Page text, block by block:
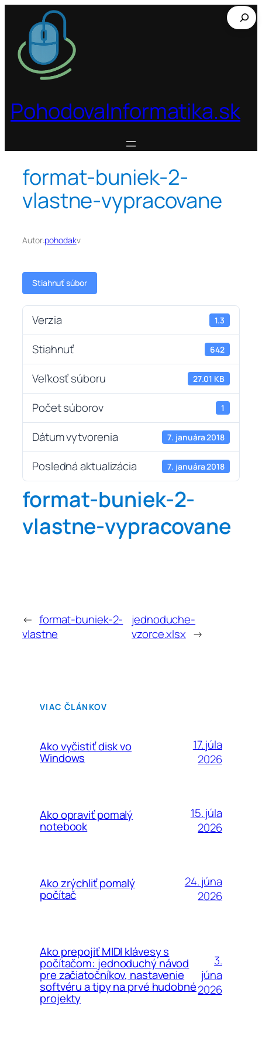
obsah
PohodovaInformatika.sk
Hľadať
format-buniek-2-
vlastne-vypracovane
Autor:pohodakv
Stiahnuť súbor
Verzia 1.3
Stiahnuť 642
Veľkosť súboru 27.01 KB
Počet súborov 1
Dátum vytvorenia 7. januára 2018
Posledná aktualizácia 7. januára 2018
format-buniek-2-
vlastne-vypracovane
← format-buniek-2-
vlastne
jednoduche-
vzorce.xlsx →
VIAC ČLÁNKOV
Ako vyčistiť disk vo
Windows
17. júla
2026
Ako opraviť pomalý
notebook
15. júla
2026
Ako zrýchliť pomalý
počítač
24. júna
2026
Ako prepojiť MIDI klávesy s
počítačom: jednoduchý návod
pre začiatočníkov, nastavenie
softvéru a tipy na prvé hudobné
projekty
3.
júna
2026